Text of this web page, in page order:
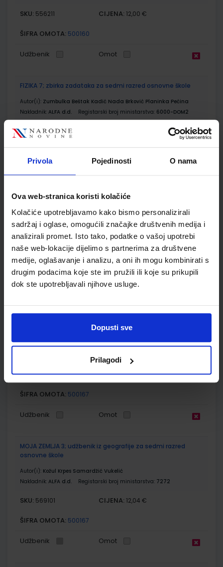
Privola Pojedinosti O nama
Ova web-stranica koristi kolačiće
Kolačiće upotrebljavamo kako bismo personalizirali
sadržaj i oglase, omogućili značajke društvenih medija i
analizirali promet. Isto tako, podatke o vašoj upotrebi
naše web-lokacije dijelimo s partnerima za društvene
medije, oglašavanje i analizu, a oni ih mogu kombinirati s
drugim podacima koje ste im pružili ili koje su prikupili
dok ste upotrebljavali njihove usluge.
Dopusti sve
Prilagodi
SKU: 556211 CIJENA: 12,00 €
ŠIFRA OMOTA: 500160
Udžbenik Omot
FIZIKA 7; zbirka zadataka za sedmi razred osnovne škole
Autor(i): Zumbulka Beštak Kadić Nada Brković Planinka Pećina
Nakladnik: ALFA d.d. Registarski broj ministarstva: 6000-DOM2
SKU:556504
ŠIFRA OMOTA:
Mamić Mrvoš-Sermek Peradinović Ribarić
Nakladnik: ALFA d.d. Registarski broj ministarstva:6086
SKU:556218 CIJENA:11,51 €
ŠIFRA OMOTA: 500160
Udžbenik Omot
Autor(i):Mamić Mrvoš-Sermeki Peradinović Ribarić
SKU:556482 CIJENA:12,00 €
ŠIFRA OMOTA: 500167
Udžbenik Omot
MOJA ZEMLJA 3; udžbenik iz geografije za sedmi razred
osnovne škole
Autor(i): Kožul Krpes Samardžić Vukelić
Nakladnik: ALFA d.d. Registarski broj ministarstva: 7272
SKU: 569101 CIJENA: 12,04 €
ŠIFRA OMOTA: 500167
Udžbenik Omot